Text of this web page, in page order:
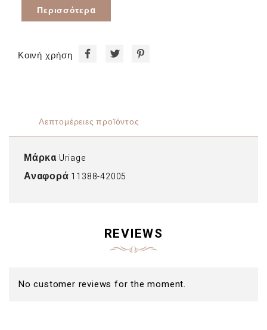
Περισσότερα
Κοινή χρήση
Λεπτομέρειες προϊόντος
Μάρκα Uriage
Αναφορά 11388-42005
REVIEWS
No customer reviews for the moment.